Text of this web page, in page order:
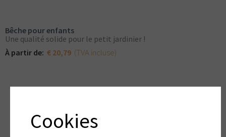
Bêche pour enfants
Une qualité solide pour le petit jardinier !
À partir de: € 20,79 (TVA incluse)
Cookies